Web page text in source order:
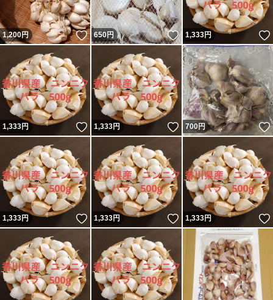
1,200円 いいね！
650円 いいね！
1,333円
1,333円 いいね！
1,333円 いいね！
700円
1,333円 いいね！
1,333円 いいね！
1,333円